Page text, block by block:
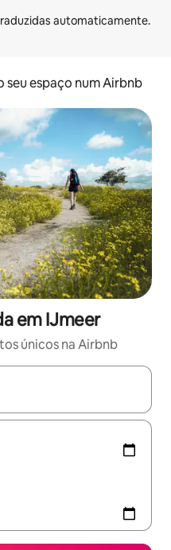
seu espaço num Airbnb
em IJmeer
únicos na Airbnb
disponíveis, navegue com